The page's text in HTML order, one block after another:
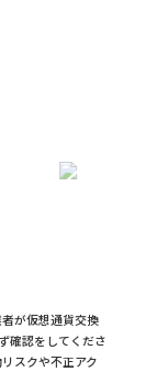
が仮想通貨交換
確認をしてくださ
スクや不正アク